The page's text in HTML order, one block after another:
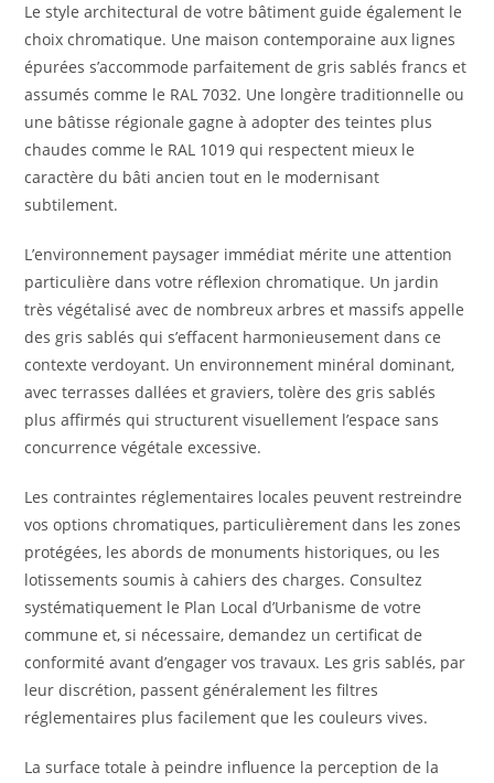
Le style architectural de votre bâtiment guide également le
choix chromatique. Une maison contemporaine aux lignes
épurées s’accommode parfaitement de gris sablés francs et
assumés comme le RAL 7032. Une longère traditionnelle ou
une bâtisse régionale gagne à adopter des teintes plus
chaudes comme le RAL 1019 qui respectent mieux le
caractère du bâti ancien tout en le modernisant
subtilement.
L’environnement paysager immédiat mérite une attention
particulière dans votre réflexion chromatique. Un jardin
très végétalisé avec de nombreux arbres et massifs appelle
des gris sablés qui s’effacent harmonieusement dans ce
contexte verdoyant. Un environnement minéral dominant,
avec terrasses dallées et graviers, tolère des gris sablés
plus affirmés qui structurent visuellement l’espace sans
concurrence végétale excessive.
Les contraintes réglementaires locales peuvent restreindre
vos options chromatiques, particulièrement dans les zones
protégées, les abords de monuments historiques, ou les
lotissements soumis à cahiers des charges. Consultez
systématiquement le Plan Local d’Urbanisme de votre
commune et, si nécessaire, demandez un certificat de
conformité avant d’engager vos travaux. Les gris sablés, par
leur discrétion, passent généralement les filtres
réglementaires plus facilement que les couleurs vives.
La surface totale à peindre influence la perception de la